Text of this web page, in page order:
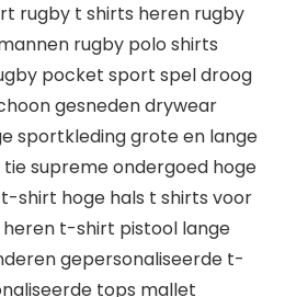
rugby t shirts heren rugby
rugby polo shirts
pocket sport spel droog
gesneden drywear
sportkleding grote en lange
supreme ondergoed hoge
shirt hoge hals t shirts voor
t-shirt pistool lange
gepersonaliseerde t-
tops mallet